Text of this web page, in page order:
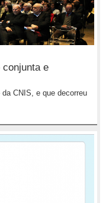
e
CNIS, e que decorreu